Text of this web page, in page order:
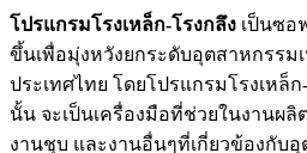
โปรแกรมโรงเหล็ก-โรงกลึง เป็นซอ
ขึ้นเพื่อมุ่งหวังยกระดับอุตสาหกรรม
ประเทศไทย โดยโปรแกรมโรงเหล็
นั้น จะเป็นเครื่องมือที่ช่วยในงานผลิ
งานชุบ และงานอื่นๆที่เกี่ยวข้องกับ